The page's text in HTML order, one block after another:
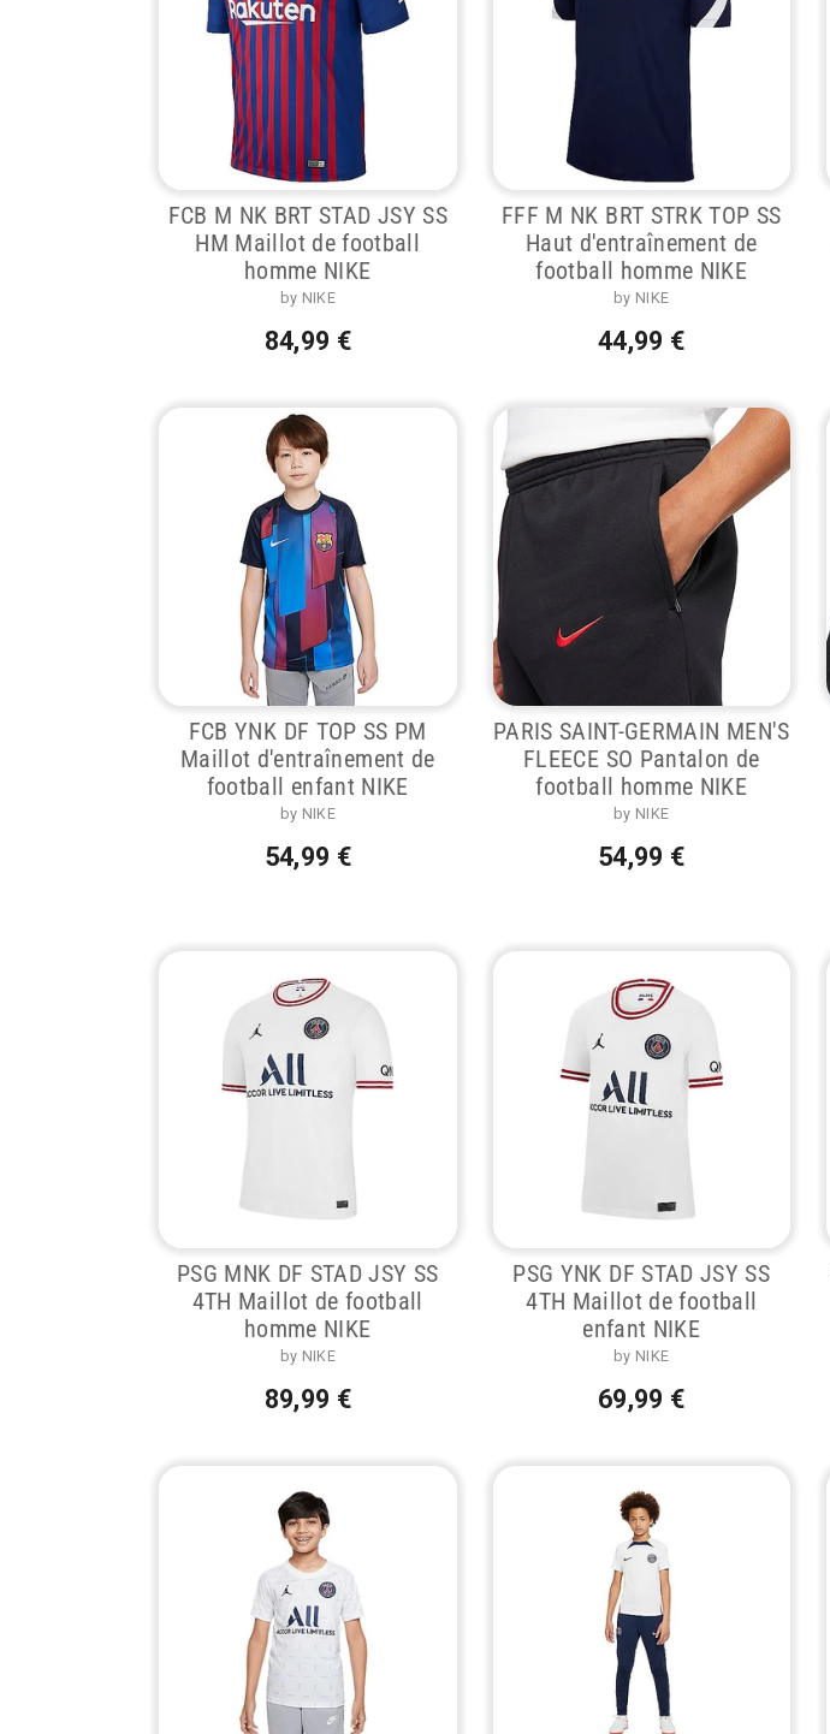
FCB M NK BRT STAD JSY SS
HM Maillot de football
homme NIKE
by NIKE
84,99 €
FFF M NK BRT STRK TOP SS
Haut d'entraînement de
football homme NIKE
by NIKE
44,99 €
FCB YNK DF TOP SS PM
Maillot d'entraînement de
football enfant NIKE
by NIKE
54,99 €
PARIS SAINT-GERMAIN MEN'S
FLEECE SO Pantalon de
football homme NIKE
by NIKE
54,99 €
PSG MNK DF STAD JSY SS
4TH Maillot de football
homme NIKE
by NIKE
89,99 €
PSG YNK DF STAD JSY SS
4TH Maillot de football
enfant NIKE
by NIKE
69,99 €